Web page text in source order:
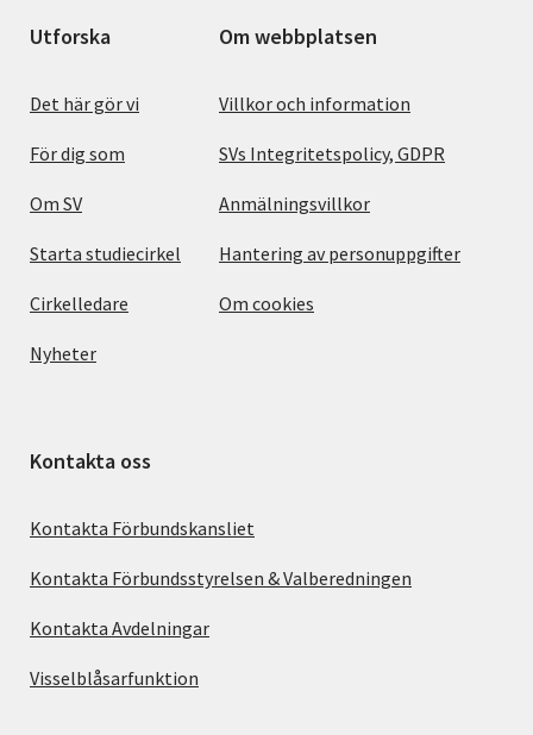
Utforska
Det här gör vi
För dig som
Om SV
Starta studiecirkel
Cirkelledare
Nyheter
Om webbplatsen
Villkor och information
SVs Integritetspolicy, GDPR
Anmälningsvillkor
Hantering av personuppgifter
Om cookies
Kontakta oss
Kontakta Förbundskansliet
Kontakta Förbundsstyrelsen & Valberedningen
Kontakta Avdelningar
Visselblåsarfunktion